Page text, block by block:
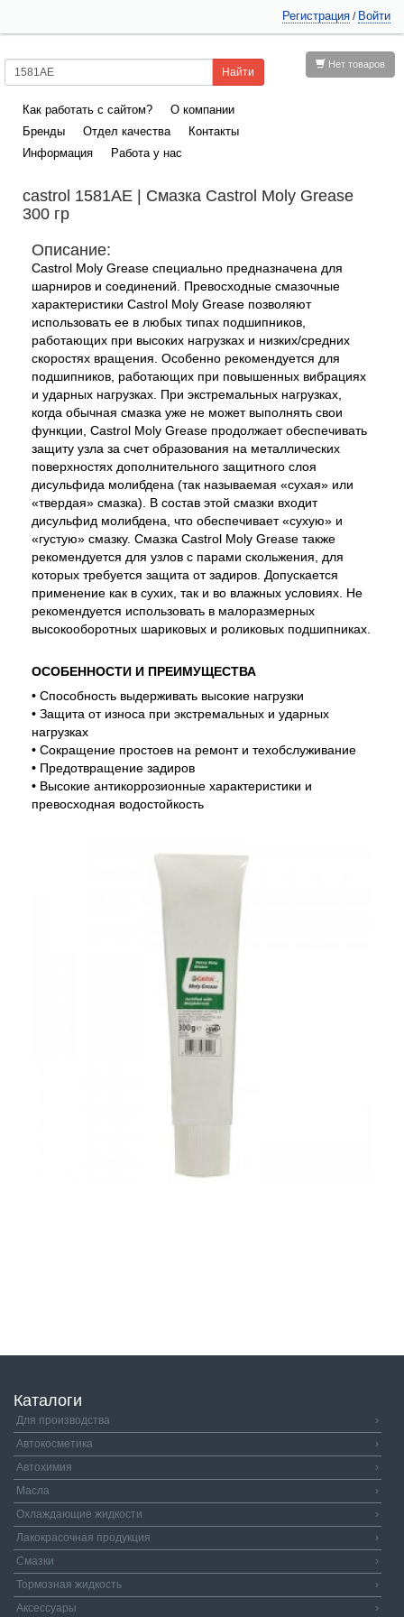
Регистрация / Войти
Нет товаров
Как работать с сайтом?
О компании
Бренды
Отдел качества
Контакты
Информация
Работа у нас
castrol 1581AE | Смазка Castrol Moly Grease
300 гр
Описание:
Castrol Moly Grease специально предназначена для
шарниров и соединений. Превосходные смазочные
характеристики Castrol Moly Grease позволяют
использовать ее в любых типах подшипников,
работающих при высоких нагрузках и низких/средних
скоростях вращения. Особенно рекомендуется для
подшипников, работающих при повышенных вибрациях
и ударных нагрузках. При экстремальных нагрузках,
когда обычная смазка уже не может выполнять свои
функции, Castrol Moly Grease продолжает обеспечивать
защиту узла за счет образования на металлических
поверхностях дополнительного защитного слоя
дисульфида молибдена (так называемая «сухая» или
«твердая» смазка). В состав этой смазки входит
дисульфид молибдена, что обеспечивает «сухую» и
«густую» смазку. Смазка Castrol Moly Grease также
рекомендуется для узлов с парами скольжения, для
которых требуется защита от задиров. Допускается
применение как в сухих, так и во влажных условиях. Не
рекомендуется использовать в малоразмерных
высокооборотных шариковых и роликовых подшипниках.
ОСОБЕННОСТИ И ПРЕИМУЩЕСТВА
• Способность выдерживать высокие нагрузки
• Защита от износа при экстремальных и ударных
нагрузках
• Сокращение простоев на ремонт и техобслуживание
• Предотвращение задиров
• Высокие антикоррозионные характеристики и
превосходная водостойкость
Каталоги
Для производства
›
Автокосметика
›
Автохимия
›
Масла
›
Охлаждающие жидкости
›
Лакокрасочная продукция
›
Смазки
›
Тормозная жидкость
›
Аксессуары
›